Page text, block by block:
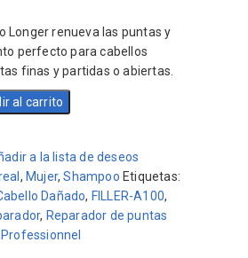
actual
$1.953.
Longer renueva las puntas y
perfecto para cabellos
finas y partidas o abiertas.
al carrito
a la lista de deseos
, Mujer,Shampoo Etiquetas:
Dañado, FILLER-A100,
, Reparador de puntas
Professionnel